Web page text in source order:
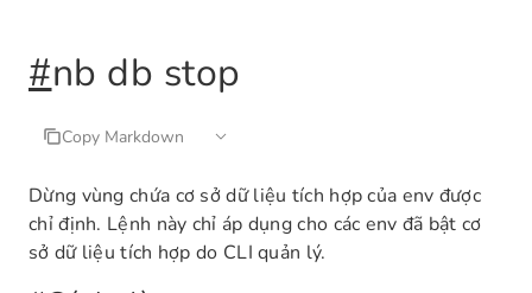
#nb db stop
Copy Markdown
Dừng vùng chứa cơ sở dữ liệu tích hợp của env được
chỉ định. Lệnh này chỉ áp dụng cho các env đã bật cơ
sở dữ liệu tích hợp do CLI quản lý.